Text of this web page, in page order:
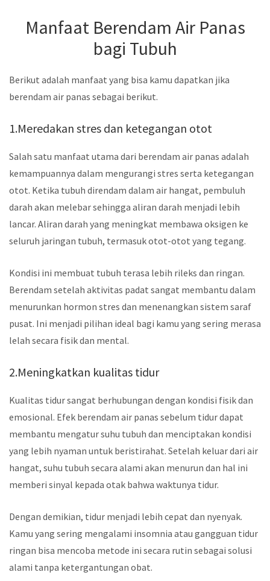
Manfaat Berendam Air Panas
bagi Tubuh
Berikut adalah manfaat yang bisa kamu dapatkan jika
berendam air panas sebagai berikut.
1.Meredakan stres dan ketegangan otot
Salah satu manfaat utama dari berendam air panas adalah
kemampuannya dalam mengurangi stres serta ketegangan
otot. Ketika tubuh direndam dalam air hangat, pembuluh
darah akan melebar sehingga aliran darah menjadi lebih
lancar. Aliran darah yang meningkat membawa oksigen ke
seluruh jaringan tubuh, termasuk otot-otot yang tegang.
Kondisi ini membuat tubuh terasa lebih rileks dan ringan.
Berendam setelah aktivitas padat sangat membantu dalam
menurunkan hormon stres dan menenangkan sistem saraf
pusat. Ini menjadi pilihan ideal bagi kamu yang sering merasa
lelah secara fisik dan mental.
2.Meningkatkan kualitas tidur
Kualitas tidur sangat berhubungan dengan kondisi fisik dan
emosional. Efek berendam air panas sebelum tidur dapat
membantu mengatur suhu tubuh dan menciptakan kondisi
yang lebih nyaman untuk beristirahat. Setelah keluar dari air
hangat, suhu tubuh secara alami akan menurun dan hal ini
memberi sinyal kepada otak bahwa waktunya tidur.
Dengan demikian, tidur menjadi lebih cepat dan nyenyak.
Kamu yang sering mengalami insomnia atau gangguan tidur
ringan bisa mencoba metode ini secara rutin sebagai solusi
alami tanpa ketergantungan obat.